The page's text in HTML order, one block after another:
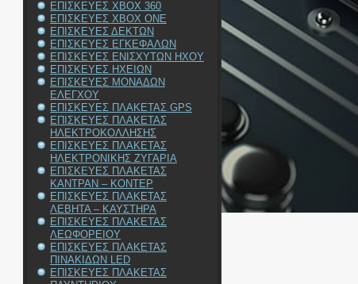
ΕΠΙΣΚΕΥΕΣ XBOX 360
ΕΠΙΣΚΕΥΕΣ XBOX ONE
ΕΠΙΣΚΕΥΕΣ ΔΕΚΤΩΝ
ΕΠΙΣΚΕΥΕΣ ΕΓΚΕΦΑΛΩΝ
ΕΠΙΣΚΕΥΕΣ ΕΝΙΣΧΥΤΩΝ ΗΧΟΥ
ΕΠΙΣΚΕΥΕΣ ΗΧΕΙΩΝ
ΕΠΙΣΚΕΥΕΣ ΜΟΝΑΔΩΝ
ΕΛΕΓΧΟΥ
ΕΠΙΣΚΕΥΕΣ ΠΛΑΚΕΤΑΣ GPS
ΕΠΙΣΚΕΥΕΣ ΠΛΑΚΕΤΑΣ
ΗΛΕΚΤΡΟΚΟΛΛΗΣΗΣ
ΕΠΙΣΚΕΥΕΣ ΠΛΑΚΕΤΑΣ
ΗΛΕΚΤΡΟΝΙΚΗΣ ΖΥΓΑΡΙΑ
ΕΠΙΣΚΕΥΕΣ ΠΛΑΚΕΤΑΣ
ΚΑΝΤΡΑΝ – ΚΟΝΤΕΡ
ΕΠΙΣΚΕΥΕΣ ΠΛΑΚΕΤΑΣ
ΛΕΒΗΤΑ – ΚΑΥΣΤΗΡΑ
ΕΠΙΣΚΕΥΕΣ ΠΛΑΚΕΤΑΣ
ΛΕΩΦΟΡΕΙΟΥ
ΕΠΙΣΚΕΥΕΣ ΠΛΑΚΕΤΑΣ
ΠΙΝΑΚΙΔΩΝ LED
ΕΠΙΣΚΕΥΕΣ ΠΛΑΚΕΤΑΣ